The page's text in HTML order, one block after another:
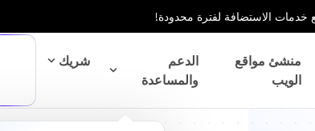
منشئ مواقع
الويب
الدعم
والمساعدة
شريك